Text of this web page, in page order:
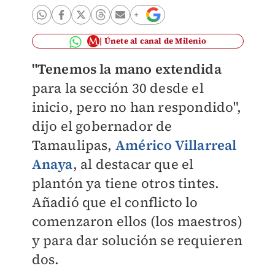
Únete al canal de Milenio
"Tenemos la mano extendida
para la sección 30 desde el
inicio, pero no han respondido",
dijo el gobernador de
Tamaulipas, Américo Villarreal
Anaya, al destacar que el
plantón ya tiene otros tintes.
Añadió que el conflicto lo
comenzaron ellos (los maestros)
y para dar solución se requieren
dos.